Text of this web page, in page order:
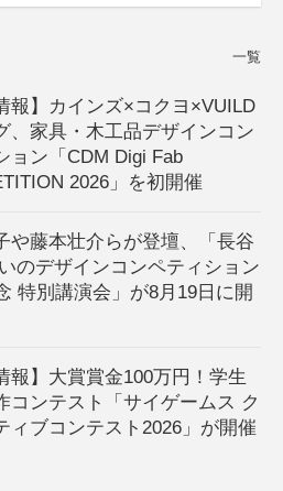
一覧
報】カインズ×コクヨ×VUILD
、家具・木工品デザインコン
ョン「CDM Digi Fab
2026」を初開催
や藤本壮介らが登壇、「長谷
のデザインコンペティション
特別講演会」が8月19日に開
報】大賞賞金100万円！学生
コンテスト「サイゲームス ク
ィブコンテスト2026」が開催